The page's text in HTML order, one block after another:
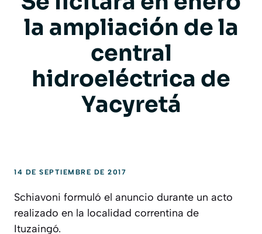
la ampliación de la
central
hidroeléctrica de
Yacyretá
14 DE SEPTIEMBRE DE 2017
Schiavoni formuló el anuncio durante un acto
realizado en la localidad correntina de
Ituzaingó.